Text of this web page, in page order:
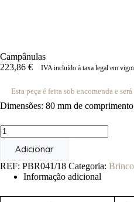
Campânulas
223,86 € IVA incluído à taxa legal em vigor.
Esta peça é feita sob encomenda e
Dimensões: 80 mm de comprimento
Quantidade
de
Campânulas
Adicionar
REF: PBR041/18 Categoria:
Informação adicional